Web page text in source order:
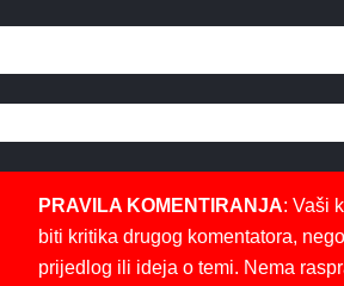
PRAVILA KOMENTIRANJA: Vaši
biti kritika drugog komentatora,
prijedlog ili ideja o temi. Nema